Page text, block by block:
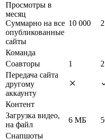
Просмотры в
месяц
Суммарно на все
опубликованные
сайты
10 000
Команда
Соавторы
1 2
Передача сайта
другому
аккаунту
Контент
Загрузка видео,
на файл
6 МБ
Снапшоты